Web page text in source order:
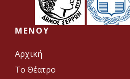
MENOY
Αρχική
Το Θέατρο